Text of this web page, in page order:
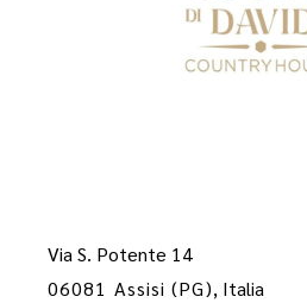
Via S. Potente 14
06081 Assisi (PG), Italia